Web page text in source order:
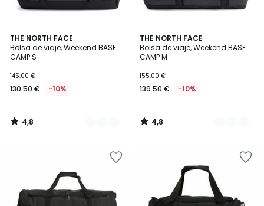
THE NORTH FACE
Bolsa de viaje, Weekend BASE
CAMP S
145.00 €
130.50 € -10%
4,8
/ 5
2
Colores
4,8
/
THE NORTH FACE
Bolsa de viaje, Weekend BASE
CAMP M
155.00 €
139.50 € -10%
4,8
/ 5
2
Colores
4,8
/